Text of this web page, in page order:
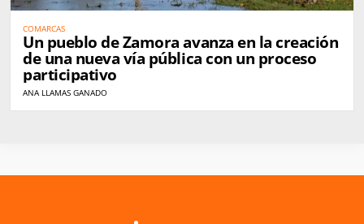
COMARCAS
Un pueblo de Zamora avanza en la creación
de una nueva vía pública con un proceso
participativo
ANA LLAMAS GANADO